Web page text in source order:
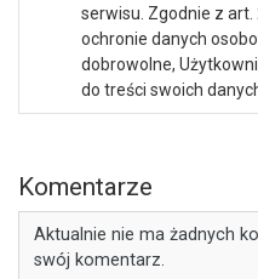
serwisu. Zgodnie z art.
ochronie danych
dobrowolne,
do treści swoich
Komentarze
Aktualnie nie ma żadnych
swój komentarz.